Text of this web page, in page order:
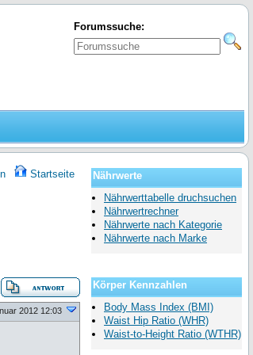
Forumssuche:
Startseite
2012 12:03
Nährwerte
Nährwerttabelle druchsuchen
Nährwertrechner
Nährwerte nach Kategorie
Nährwerte nach Marke
Körper Kennzahlen
Body Mass Index (BMI)
Waist Hip Ratio (WHR)
Waist-to-Height Ratio (WTHR)